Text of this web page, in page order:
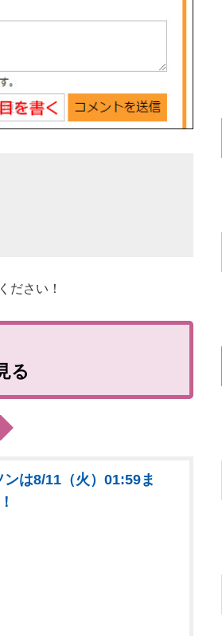
ださい！
る
ンは8/11（火）01:59ま